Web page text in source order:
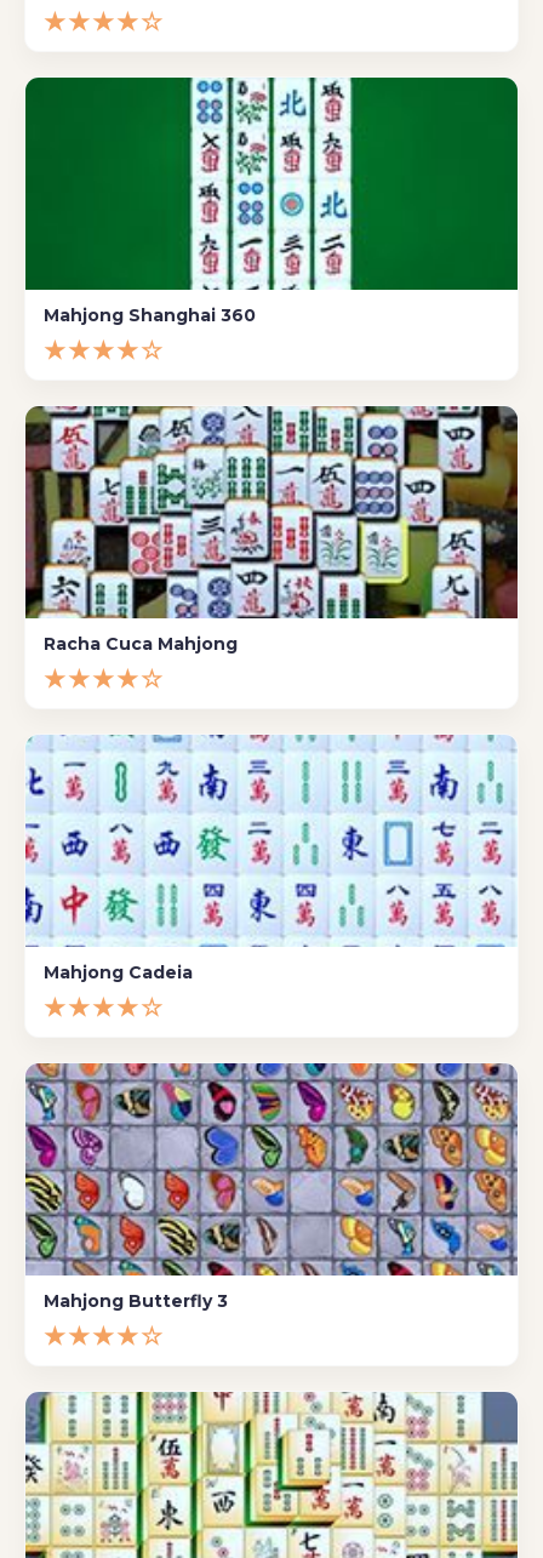
★★★★☆
Mahjong Shanghai 360
★★★★☆
Racha Cuca Mahjong
★★★★☆
Mahjong Cadeia
★★★★☆
Mahjong Butterfly 3
★★★★☆